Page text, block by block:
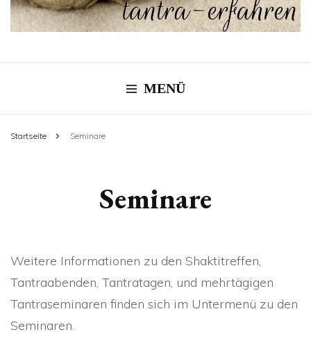
MENÜ
Startseite Seminare
Seminare
Weitere Informationen zu den Shaktitreffen,
Tantraabenden, Tantratagen, und mehrtägigen
Tantraseminaren finden sich im Untermenü zu den
Seminaren.